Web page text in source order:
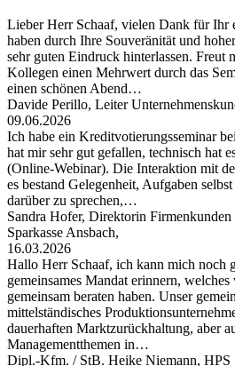
Lieber Herr Schaaf, vielen Dank für Ihr
haben durch Ihre Souveränität und
sehr guten Eindruck hinterlassen. Freut
Kollegen einen Mehrwert durch das
einen schönen Abend…
Davide Perillo, Leiter
09.06.2026
Ich habe ein Kreditvotierungsseminar
hat mir sehr gut gefallen, technisch hat
(Online-Webinar). Die Interaktion mit
es bestand Gelegenheit, Aufgaben
darüber zu sprechen,…
Sandra Hofer, Direktorin
Sparkasse Ansbach,
16.03.2026
Hallo Herr Schaaf, ich kann mich noch
gemeinsames Mandat erinnern,
gemeinsam beraten haben. Unser
mittelständisches
dauerhaften Marktzurückhaltung, aber
Managementthemen in…
Dipl.-Kfm. / StB. Heike Niemann, HPS